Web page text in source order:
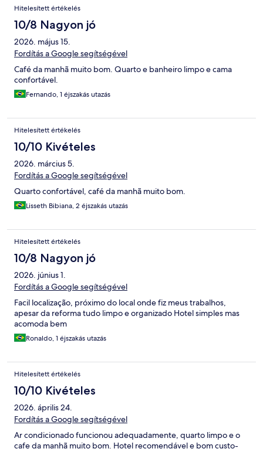
Hitelesített értékelés
10/8 Nagyon jó
2026. május 15.
Fordítás a Google segítségével
Café da manhã muito bom. Quarto e banheiro limpo e cama
confortável.
Fernando, 1 éjszakás utazás
Hitelesített értékelés
10/10 Kivételes
2026. március 5.
Fordítás a Google segítségével
Quarto confortável, café da manhã muito bom.
Lisseth Bibiana, 2 éjszakás utazás
Hitelesített értékelés
10/8 Nagyon jó
2026. június 1.
Fordítás a Google segítségével
Facil localização, próximo do local onde fiz meus trabalhos,
apesar da reforma tudo limpo e organizado Hotel simples mas
acomoda bem
Ronaldo, 1 éjszakás utazás
Hitelesített értékelés
10/10 Kivételes
2026. április 24.
Fordítás a Google segítségével
Ar condicionado funcionou adequadamente, quarto limpo e o
cafe da manhã muito bom. Hotel recomendável e bom custo-